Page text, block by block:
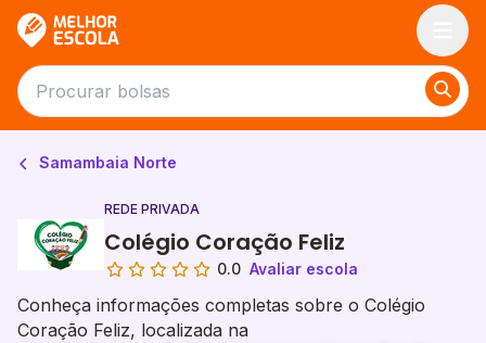
Samambaia Norte
REDE PRIVADA
Colégio Coração Feliz
0.0 Avaliar escola
Conheça informações completas sobre o Colégio
Coração Feliz, localizada na